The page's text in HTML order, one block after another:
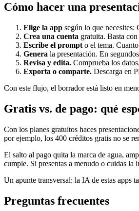
Cómo hacer una
Elige la app según lo que
Crea una cuenta gratuita. Basta
Escribe el prompt o el tema.
Genera la presentación. En
Revisa y edita. Comprueba los
Exporta o comparte. Descarga en
Con este flujo, el borrador está listo en
Gratis vs. de pago: qué
Con los planes gratuitos haces
por ejemplo, los 400 créditos gratis no se
El salto al pago quita la marca de agua,
cumple. Si presentas a menudo o cuidas la
Un apunte transversal: la IA de estas apps
Preguntas frecuentes